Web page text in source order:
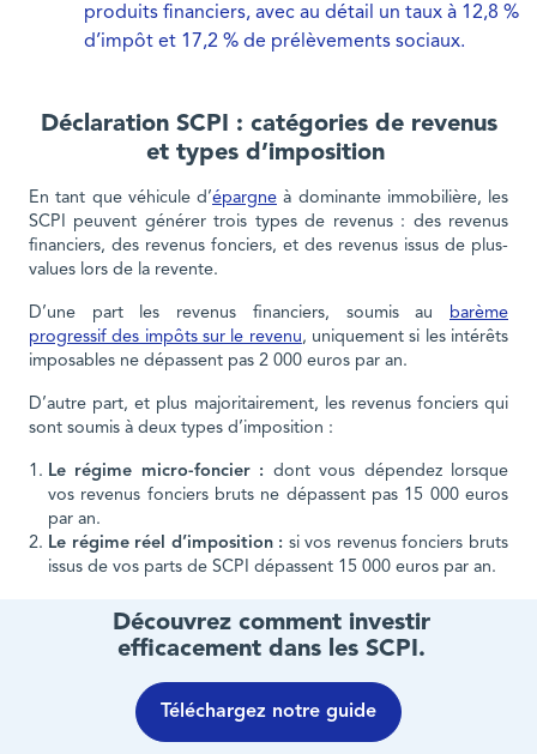
produits financiers, avec au détail un taux à 12,8 %
d’impôt et 17,2 % de prélèvements sociaux.
Déclaration SCPI : catégories de revenus
et types d’imposition
En tant que véhicule d’épargne à dominante immobilière, les
SCPI peuvent générer trois types de revenus : des revenus
financiers, des revenus fonciers, et des revenus issus de plus-
values lors de la revente.
D’une part les revenus financiers, soumis au
barème
progressif des impôts sur le revenu, uniquement si les intérêts
imposables ne dépassent pas 2 000 euros par an.
D’autre part, et plus majoritairement, les revenus fonciers qui
sont soumis à deux types d’imposition :
Le régime micro-foncier : dont vous dépendez lorsque
vos revenus fonciers bruts ne dépassent pas 15 000 euros
par an.
Le régime réel d’imposition : si vos revenus fonciers bruts
issus de vos parts de SCPI dépassent 15 000 euros par an.
Découvrez comment investir
efficacement dans les SCPI.
Téléchargez notre guide